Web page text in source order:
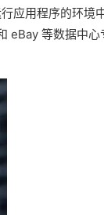
应用程序的环境
eBay 等数据中心